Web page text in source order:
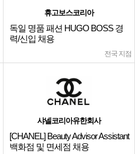
휴고보스코리아
독일 명품 패션 HUGO BOSS 경
력/신입 채용
전국 지점
샤넬코리아유한회사
[CHANEL] Beauty Advisor Assistant
백화점 및 면세점 채용